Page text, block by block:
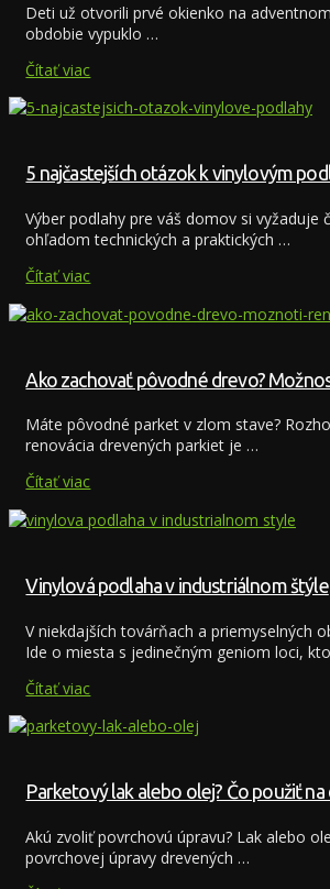
Deti už otvorili prvé okienko na
obdobie vypuklo …
Čítať viac
5 najčastejších otázok k vinylovým
Výber podlahy pre váš domov si
ohľadom technických a praktických …
Čítať viac
Ako zachovať pôvodné drevo?
Máte pôvodné parket v zlom stave?
renovácia drevených parkiet je …
Čítať viac
Vinylová podlaha v industriálnom štýle
V niekdajších továrňach a priemyselných
Ide o miesta s jedinečným geniom loci,
Čítať viac
Parketový lak alebo olej? Čo použiť
Akú zvoliť povrchovú úpravu? Lak alebo
povrchovej úpravy drevených …